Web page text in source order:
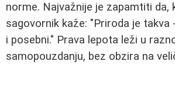
norme. Najvažnije je zapamtiti da,
sagovornik kaže: "Priroda je
i posebni." Prava lepota leži u
samopouzdanju, bez obzira na